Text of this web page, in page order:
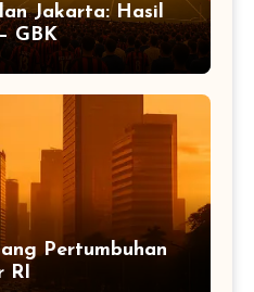
Jakarta: Hasil
GBK
Pertumbuhan
RI